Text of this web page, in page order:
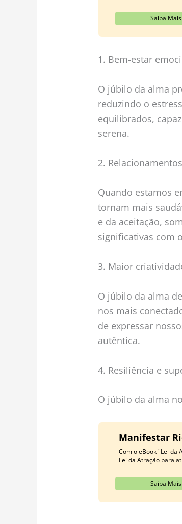
Saiba Mais
1. Bem-estar
O júbilo da alma
reduzindo o
equilibrados,
serena.
2.
Quando estamos
tornam mais
e da aceitação,
significativas com
3. Maior
O júbilo da alma
nos mais
de expressar
autêntica.
4. Resiliência e
O júbilo da alma
Manifestar
Com o eBook "Lei da
Lei da Atração para
Saiba Mais